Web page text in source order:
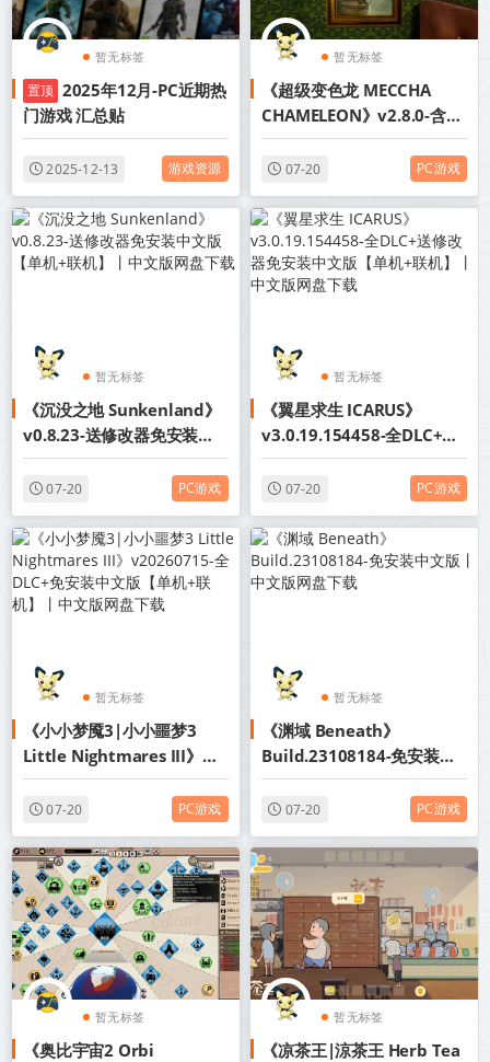
暂无标签
置顶 2025年12月-PC近期热
门游戏 汇总贴
2025-12-13 游戏资源
暂无标签
《超级变色龙 MECCHA
CHAMELEON》v2.8.0-含地
图包免安装中文版【单机+联
机】丨中文版网盘下载
07-20 PC游戏
暂无标签
《沉没之地 Sunkenland》
v0.8.23-送修改器免安装中
文版【单机+联机】丨中文版
网盘下载
07-20 PC游戏
暂无标签
《翼星求生 ICARUS》
v3.0.19.154458-全DLC+送
修改器免安装中文版【单机
+联机】丨中文版网盘下载
07-20 PC游戏
暂无标签
《小小梦魇3|小小噩梦3
Little Nightmares III》
v20260715-全DLC+免安装
中文版【单机+联机】丨中文
07-20 PC游戏
暂无标签
《渊域 Beneath》
Build.23108184-免安装中
文版丨中文版网盘下载
07-20 PC游戏
暂无标签
《奥比宇宙2 Orbi
暂无标签
《凉茶王|涼茶王 Herb Tea